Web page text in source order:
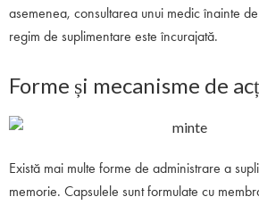
asemenea, consultarea unui medic înainte
regim de suplimentare este încurajată.
Forme și mecanisme de
Există mai multe forme de administrare a
memorie. Capsulele sunt formulate cu